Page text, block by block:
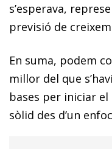
s’esperava,
previsió de
En suma, podem
millor del que
bases per iniciar
sòlid des d’un